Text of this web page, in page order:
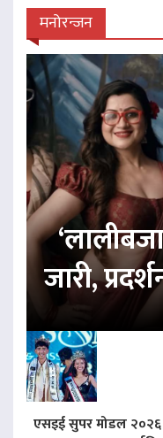
मनोरन्जन
जारी,
एसइई सुपर मोडल २०२६